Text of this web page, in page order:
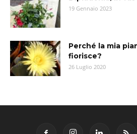
19 Gennaio 2023
Perché la mia
fiorisce?
26 Luglio 2020